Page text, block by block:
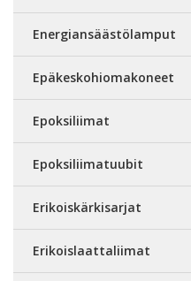
Energiansäästölamput
Epäkeskohiomakoneet
Epoksiliimat
Epoksiliimatuubit
Erikoiskärkisarjat
Erikoislaattaliimat